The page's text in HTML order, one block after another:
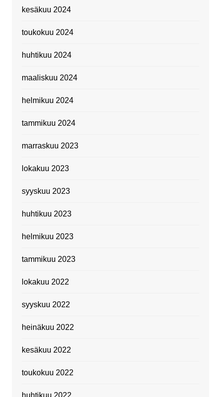
kesäkuu 2024
toukokuu 2024
huhtikuu 2024
maaliskuu 2024
helmikuu 2024
tammikuu 2024
marraskuu 2023
lokakuu 2023
syyskuu 2023
huhtikuu 2023
helmikuu 2023
tammikuu 2023
lokakuu 2022
syyskuu 2022
heinäkuu 2022
kesäkuu 2022
toukokuu 2022
huhtikuu 2022